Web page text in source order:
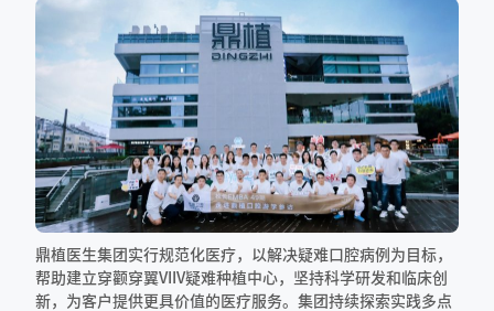
鼎植医生集团实行规范化医疗，以解决疑难口腔病例为目标，
帮助建立穿颧穿翼VIIV疑难种植中心，坚持科学研发和临床创
新，为客户提供更具价值的医疗服务。集团持续探索实践多点